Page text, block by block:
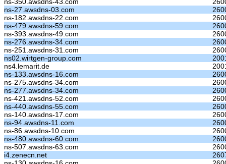
ns-27.awsdns-03.com
ns-182.awsdns-22.com
ns-479.awsdns-59.com
ns-393.awsdns-49.com
ns-276.awsdns-34.com
ns-251.awsdns-31.com
ns02.wirtgen-group.com
ns4.lemarit.de
ns-133.awsdns-16.com
ns-275.awsdns-34.com
ns-277.awsdns-34.com
ns-421.awsdns-52.com
ns-440.awsdns-55.com
ns-140.awsdns-17.com
ns-94.awsdns-11.com
ns-86.awsdns-10.com
ns-480.awsdns-60.com
ns-507.awsdns-63.com
i4.zenecn.net